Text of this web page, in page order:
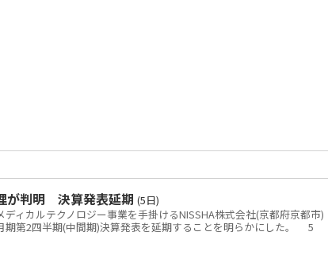
が判明 決算発表延期 (5日)
ィカルテクノロジー事業を手掛けるNISSHA株式会社(京都府京都市)
期第2四半期(中間期)決算発表を延期することを明らかにした。 5